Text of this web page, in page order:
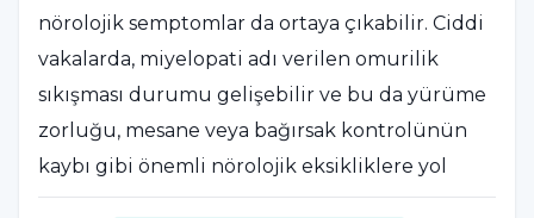
nörolojik semptomlar da ortaya çıkabilir. Ciddi
vakalarda, miyelopati adı verilen omurilik
sıkışması durumu gelişebilir ve bu da yürüme
zorluğu, mesane veya bağırsak kontrolünün
kaybı gibi önemli nörolojik eksikliklere yol
açabilir. Torasik omurga, diğer omurga